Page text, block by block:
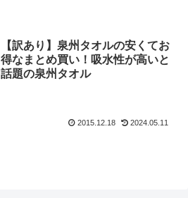
【訳あり】泉州タオルの安くてお
得なまとめ買い！吸水性が高いと
話題の泉州タオル
2015.12.18 2024.05.11